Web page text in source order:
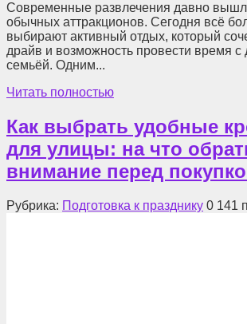
Современные развлечения давно
обычных аттракционов. Сегодня всё
выбирают активный отдых, который
драйв и возможность провести время с
семьёй. Одним...
Читать полностью
Как выбрать удобные
для улицы: на что
внимание перед
Рубрика: Подготовка к празднику 0 141